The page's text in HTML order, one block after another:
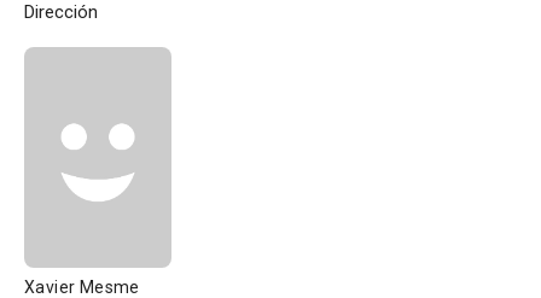
Dirección
Xavier Mesme